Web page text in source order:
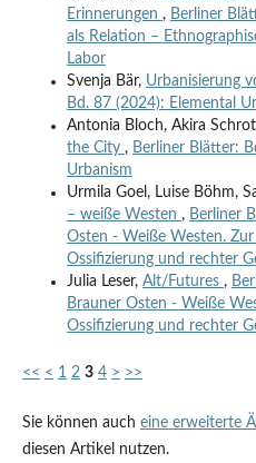
Erinnerungen , Berliner
als Relation –
Labor
Svenja Bär, Urbanisierung
Bd. 87 (2024): Elemental
Antonia Bloch, Akira
the City , Berliner Blätter:
Urbanism
Urmila Goel, Luise Böhm,
– weiße Westen , Berliner
Osten - Weiße Westen.
Ossifizierung und rechter
Julia Leser, Alt/Futures ,
Brauner Osten - Weiße
Ossifizierung und rechter
<< < 1 2 3 4 > >>
Sie können auch eine erweiterte
diesen Artikel nutzen.